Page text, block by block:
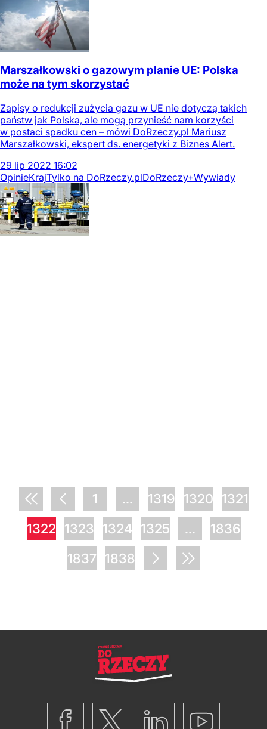
Marszałkowski o gazowym planie UE: Polska
może na tym skorzystać
Zapisy o redukcji zużycia gazu w UE nie dotyczą takich
państw jak Polska, ale mogą przynieść nam korzyści
w postaci spadku cen – mówi DoRzeczy.pl Mariusz
Marszałkowski, ekspert ds. energetyki z Biznes Alert.
29 lip 2022 16:02
OpinieKrajTylko na DoRzeczy.plDoRzeczy+Wywiady
1 ... 1319 1320
1321
1322
1323 1324 1325 ...
1836
1837
1838